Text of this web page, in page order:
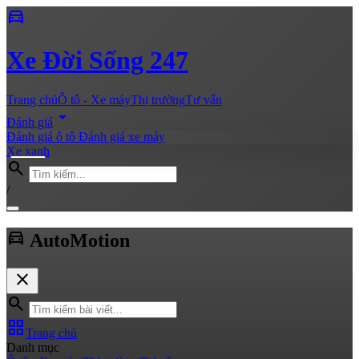
directions_car
Xe Đời Sống 247
Trang chủÔ tô - Xe máyThị trườngTư vấn
Đánh giá arrow_drop_down
Đánh giá ô tô Đánh giá xe máy
Xe xanh
search
/
directions_car AutoMotion
close
search
grid_viewTrang chủ
Danh mục